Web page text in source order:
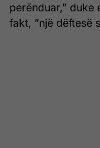
perënduar,” duke
fakt, “një dëftesë